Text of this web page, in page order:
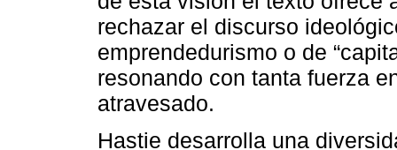
rechazar el discurso
emprendedurismo o de
resonando con tanta fuerza
atravesado.
Hastie desarrolla una